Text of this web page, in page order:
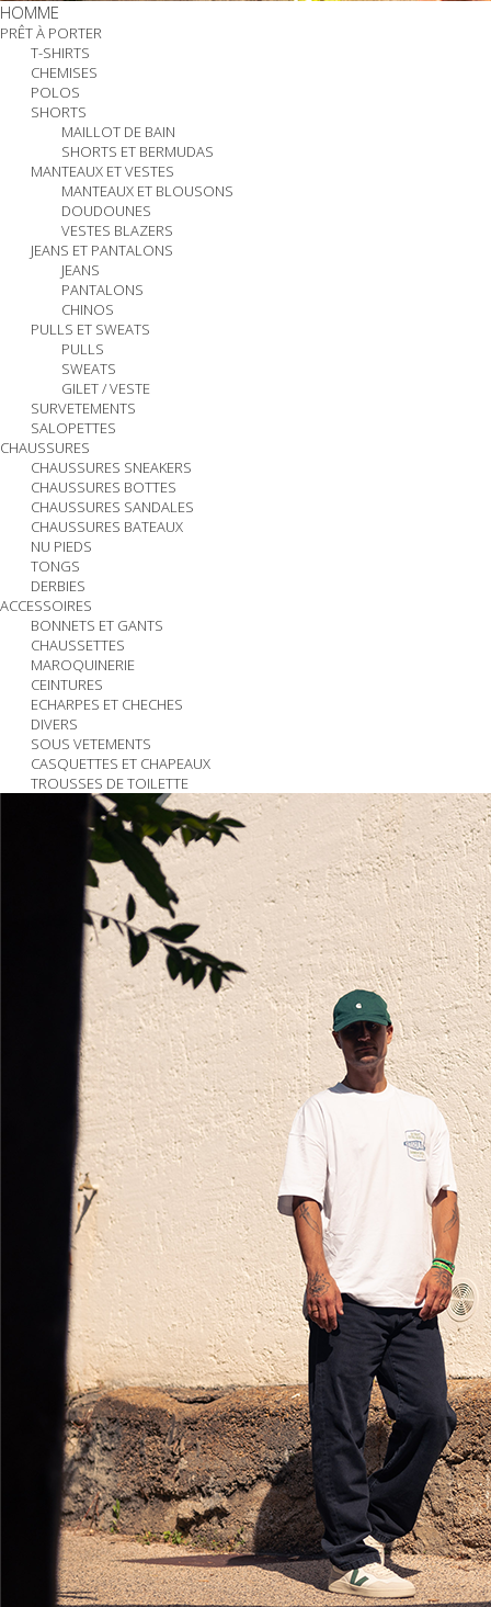
HOMME
PRÊT À PORTER
T-SHIRTS
CHEMISES
POLOS
SHORTS
MAILLOT DE BAIN
SHORTS ET BERMUDAS
MANTEAUX ET VESTES
MANTEAUX ET BLOUSONS
DOUDOUNES
VESTES BLAZERS
JEANS ET PANTALONS
JEANS
PANTALONS
CHINOS
PULLS ET SWEATS
PULLS
SWEATS
GILET / VESTE
SURVETEMENTS
SALOPETTES
CHAUSSURES
CHAUSSURES SNEAKERS
CHAUSSURES BOTTES
CHAUSSURES SANDALES
CHAUSSURES BATEAUX
NU PIEDS
TONGS
DERBIES
ACCESSOIRES
BONNETS ET GANTS
CHAUSSETTES
MAROQUINERIE
CEINTURES
ECHARPES ET CHECHES
DIVERS
SOUS VETEMENTS
CASQUETTES ET CHAPEAUX
TROUSSES DE TOILETTE